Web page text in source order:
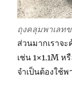
ถุงคลุมพาเลท
ส่วนมากเราจ
เช่น 1×1.1M
จำเป็นต้องใช้พ